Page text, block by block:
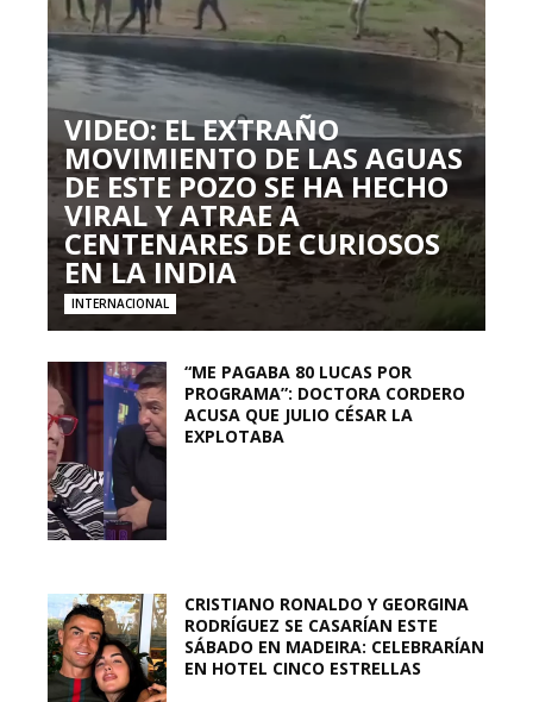
VIDEO: EL EXTRAÑO
MOVIMIENTO DE LAS AGUAS
DE ESTE POZO SE HA HECHO
VIRAL Y ATRAE A
CENTENARES DE CURIOSOS
EN LA INDIA
INTERNACIONAL
“ME PAGABA 80 LUCAS POR
PROGRAMA”: DOCTORA CORDERO
ACUSA QUE JULIO CÉSAR LA
EXPLOTABA
CRISTIANO RONALDO Y GEORGINA
RODRÍGUEZ SE CASARÍAN ESTE
SÁBADO EN MADEIRA: CELEBRARÍAN
EN HOTEL CINCO ESTRELLAS